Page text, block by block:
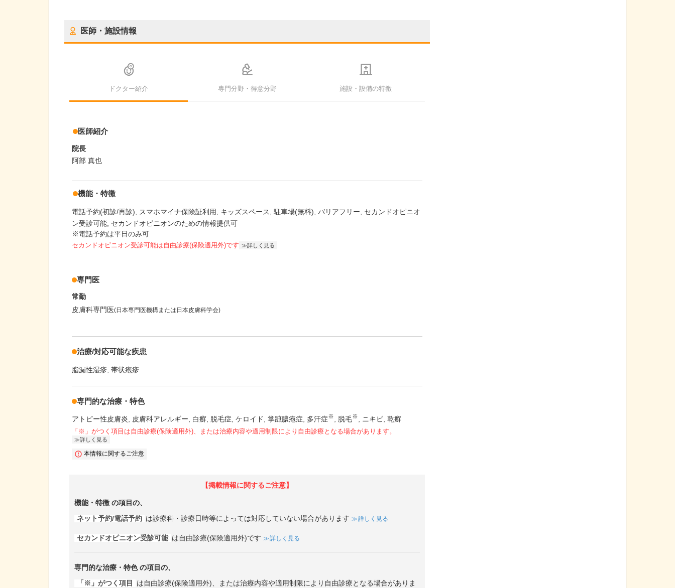
医師・施設情報
ドクター紹介 専門分野・得意分野 施設・設備の特徴
医師紹介
院長
阿部 真也
機能・特徴
電話予約(初診/再診) スマホマイナ保険証利用 キッズスペース 駐車場(無料) バリアフリー
セカンドオピニオ
ン受診可能 セカンドオピニオンのための情報提供可
※電話予約は平日のみ可
セカンドオピニオン受診可能は自由診療(保険適用外)です 詳しく見る
専門医
常勤
皮膚科専門医(日本専門医機構または日本皮膚科学会)
治療/対応可能な疾患
脂漏性湿疹 帯状疱疹
専門的な治療・特色
アトピー性皮膚炎 皮膚科アレルギー 白癬 脱毛症 ケロイド 掌蹠膿疱症 多汗症※ 脱毛※ ニキビ 乾癬
「※」がつく項目は自由診療(保険適用外)、または治療内容や適用制限により自由診療となる場合があります。
詳しく見る
本情報に関するご注意
【掲載情報に関するご注意】
機能・特徴 の項目の、
ネット予約/電話予約 は診療科・診療日時等によっては対応していない場合があります 詳しく見る
セカンドオピニオン受診可能 は自由診療(保険適用外)です 詳しく見る
専門的な治療・特色の項目の、
「※」がつく項目 は自由診療(保険適用外)、または治療内容や適用制限により自由診療となる場合がありま